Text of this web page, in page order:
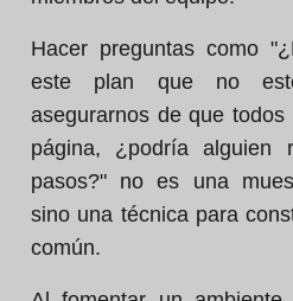
Hacer preguntas como
este plan que no
asegurarnos de que
página, ¿podría alguien
pasos?" no es una
sino una técnica para
común.